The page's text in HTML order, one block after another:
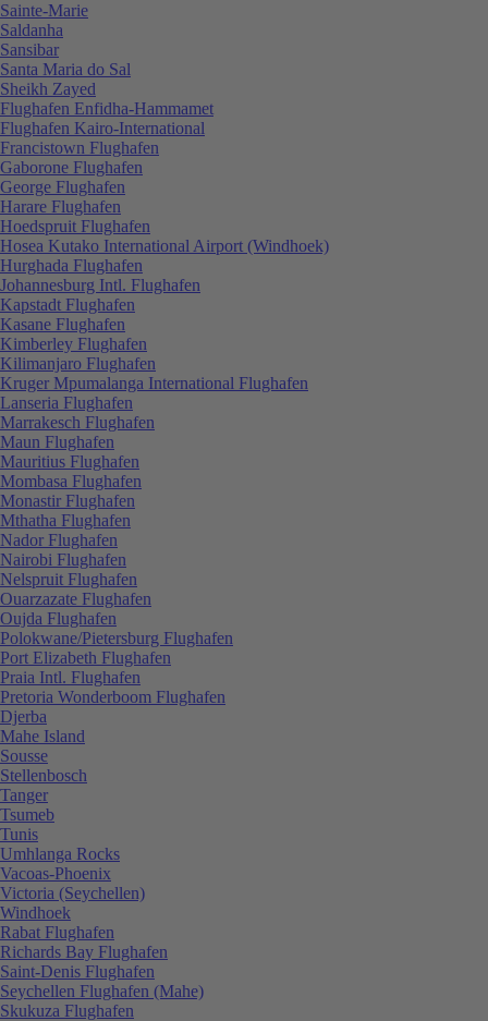
Sainte-Marie
Saldanha
Sansibar
Santa Maria do Sal
Sheikh Zayed
Flughafen Enfidha-Hammamet
Flughafen Kairo-International
Francistown Flughafen
Gaborone Flughafen
George Flughafen
Harare Flughafen
Hoedspruit Flughafen
Hosea Kutako International Airport (Windhoek)
Hurghada Flughafen
Johannesburg Intl. Flughafen
Kapstadt Flughafen
Kasane Flughafen
Kimberley Flughafen
Kilimanjaro Flughafen
Kruger Mpumalanga International Flughafen
Lanseria Flughafen
Marrakesch Flughafen
Maun Flughafen
Mauritius Flughafen
Mombasa Flughafen
Monastir Flughafen
Mthatha Flughafen
Nador Flughafen
Nairobi Flughafen
Nelspruit Flughafen
Ouarzazate Flughafen
Oujda Flughafen
Polokwane/Pietersburg Flughafen
Port Elizabeth Flughafen
Praia Intl. Flughafen
Pretoria Wonderboom Flughafen
Djerba
Mahe Island
Sousse
Stellenbosch
Tanger
Tsumeb
Tunis
Umhlanga Rocks
Vacoas-Phoenix
Victoria (Seychellen)
Windhoek
Rabat Flughafen
Richards Bay Flughafen
Saint-Denis Flughafen
Seychellen Flughafen (Mahe)
Skukuza Flughafen